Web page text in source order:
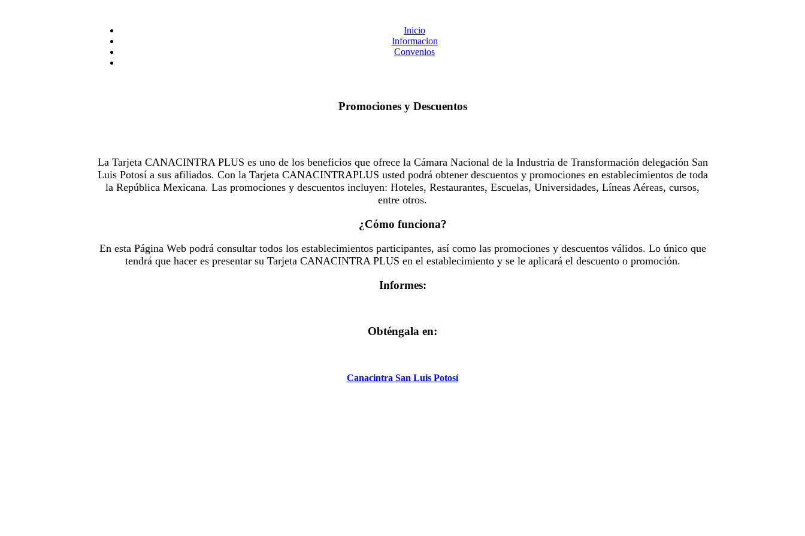
Inicio
Informacion
Convenios
Promociones y Descuentos
La Tarjeta CANACINTRA PLUS es uno de los beneficios que ofrece la Cámara Nacional de la Industria de Transformación delegación San
Luis Potosí a sus afiliados. Con la Tarjeta CANACINTRAPLUS usted podrá obtener descuentos y promociones en establecimientos de toda
la República Mexicana. Las promociones y descuentos incluyen: Hoteles, Restaurantes, Escuelas, Universidades, Líneas Aéreas, cursos,
entre otros.
¿Cómo funciona?
En esta Página Web podrá consultar todos los establecimientos participantes, así como las promociones y descuentos válidos. Lo único que
tendrá que hacer es presentar su Tarjeta CANACINTRA PLUS en el establecimiento y se le aplicará el descuento o promoción.
Informes:
Obténgala en:
Canacintra San Luis Potosí